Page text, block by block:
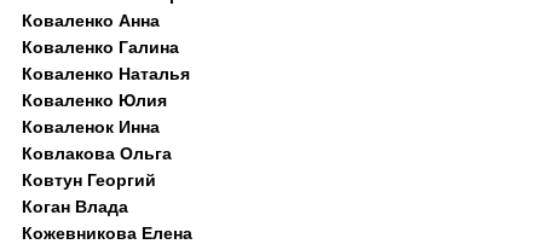
Коваленко Анна
Коваленко Галина
Коваленко Наталья
Коваленко Юлия
Коваленок Инна
Ковлакова Ольга
Ковтун Георгий
Коган Влада
Кожевникова Елена